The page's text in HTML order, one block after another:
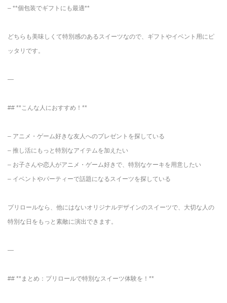
– **個包装でギフトにも最適**
どちらも美味しくて特別感のあるスイーツなので、ギフトやイベント用にピ
ッタリです。
—
## **こんな人におすすめ！**
– アニメ・ゲーム好きな友人へのプレゼントを探している
– 推し活にもっと特別なアイテムを加えたい
– お子さんや恋人がアニメ・ゲーム好きで、特別なケーキを用意したい
– イベントやパーティーで話題になるスイーツを探している
プリロールなら、他にはないオリジナルデザインのスイーツで、大切な人の
特別な日をもっと素敵に演出できます。
—
## **まとめ：プリロールで特別なスイーツ体験を！**